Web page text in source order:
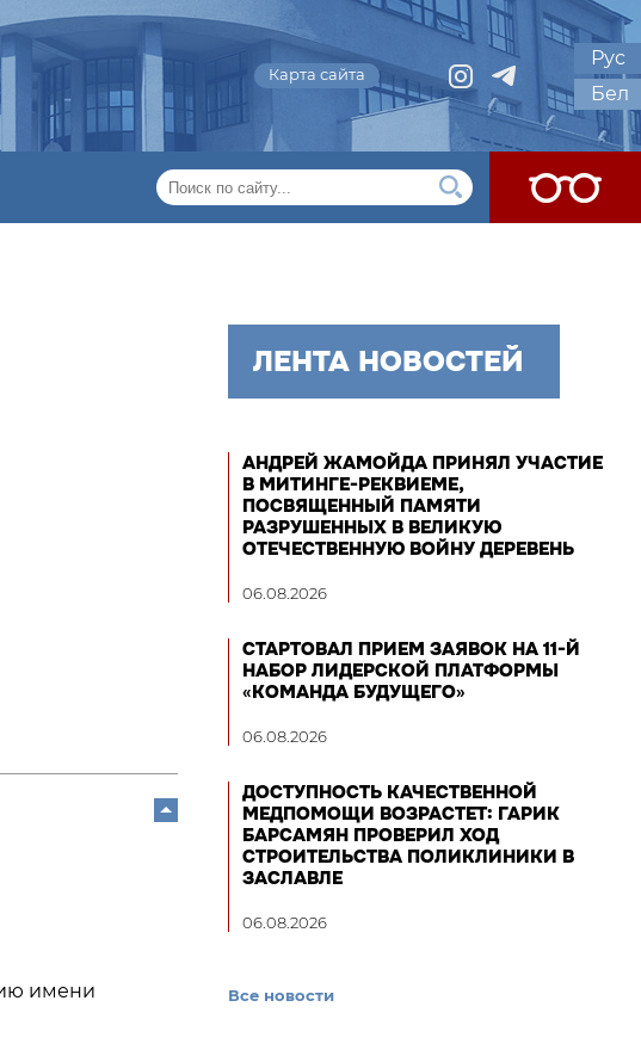
Карта сайта
Рус
Бел
имени
ЛЕНТА НОВОСТЕЙ
АНДРЕЙ ЖАМОЙДА ПРИНЯЛ УЧАСТИЕ
В МИТИНГЕ-РЕКВИЕМЕ,
ПОСВЯЩЕННЫЙ ПАМЯТИ
РАЗРУШЕННЫХ В ВЕЛИКУЮ
ОТЕЧЕСТВЕННУЮ ВОЙНУ ДЕРЕВЕНЬ
06.08.2026
СТАРТОВАЛ ПРИЕМ ЗАЯВОК НА 11-Й
НАБОР ЛИДЕРСКОЙ ПЛАТФОРМЫ
«КОМАНДА БУДУЩЕГО»
06.08.2026
ДОСТУПНОСТЬ КАЧЕСТВЕННОЙ
МЕДПОМОЩИ ВОЗРАСТЕТ: ГАРИК
БАРСАМЯН ПРОВЕРИЛ ХОД
СТРОИТЕЛЬСТВА ПОЛИКЛИНИКИ В
ЗАСЛАВЛЕ
06.08.2026
Все новости